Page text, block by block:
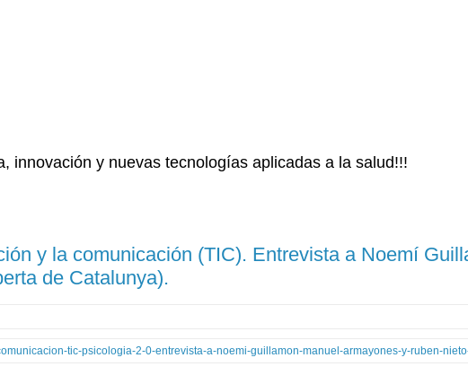
innovación y nuevas tecnologías aplicadas a la salud!!!
y la comunicación (TIC). Entrevista a Noemí
de Catalunya).
tic-psicologia-2-0-entrevista-a-noemi-guillamon-manuel-armayones-y-ruben-